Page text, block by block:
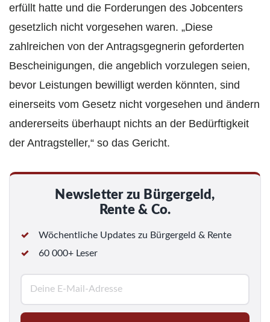
erfüllt hatte und die Forderungen des Jobcenters
gesetzlich nicht vorgesehen waren. „Diese
zahlreichen von der Antragsgegnerin geforderten
Bescheinigungen, die angeblich vorzulegen seien,
bevor Leistungen bewilligt werden könnten, sind
einerseits vom Gesetz nicht vorgesehen und ändern
andererseits überhaupt nichts an der Bedürftigkeit
der Antragsteller,“ so das Gericht.
Newsletter zu Bürgergeld,
Rente & Co.
Wöchentliche Updates zu Bürgergeld & Rente
60 000+ Leser
M